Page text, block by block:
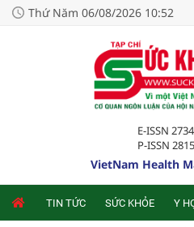
Thứ Năm 06/08/2026 10:52
E-ISSN
P-ISSN
VietNam Health
TIN TỨC SỨC KHỎE Y